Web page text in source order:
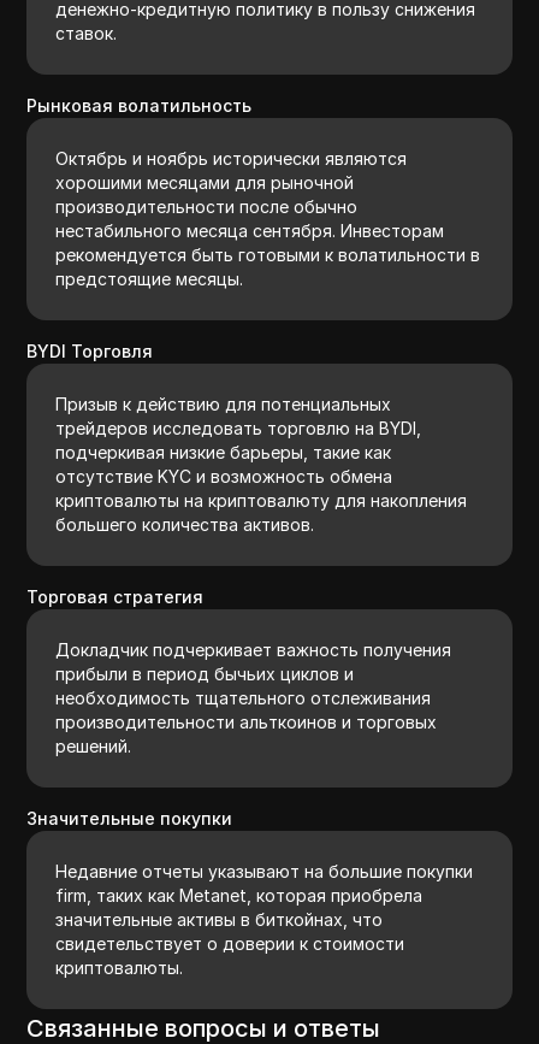
денежно-кредитную политику в пользу снижения
ставок.
Рынковая волатильность
Октябрь и ноябрь исторически являются
хорошими месяцами для рыночной
производительности после обычно
нестабильного месяца сентября. Инвесторам
рекомендуется быть готовыми к волатильности в
предстоящие месяцы.
BYDI Торговля
Призыв к действию для потенциальных
трейдеров исследовать торговлю на BYDI,
подчеркивая низкие барьеры, такие как
отсутствие KYC и возможность обмена
криптовалюты на криптовалюту для накопления
большего количества активов.
Торговая стратегия
Докладчик подчеркивает важность получения
прибыли в период бычьих циклов и
необходимость тщательного отслеживания
производительности альткоинов и торговых
решений.
Значительные покупки
Недавние отчеты указывают на большие покупки
firm, таких как Metanet, которая приобрела
значительные активы в биткойнах, что
свидетельствует о доверии к стоимости
криптовалюты.
Связанные вопросы и ответы